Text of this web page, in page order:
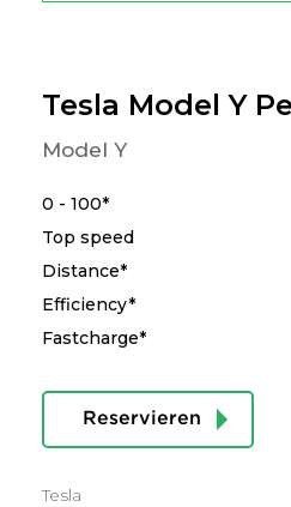
Tesla Model Y
Model Y
0 - 100*
Top speed
Distance*
Efficiency*
Fastcharge*
Reservieren
Tesla